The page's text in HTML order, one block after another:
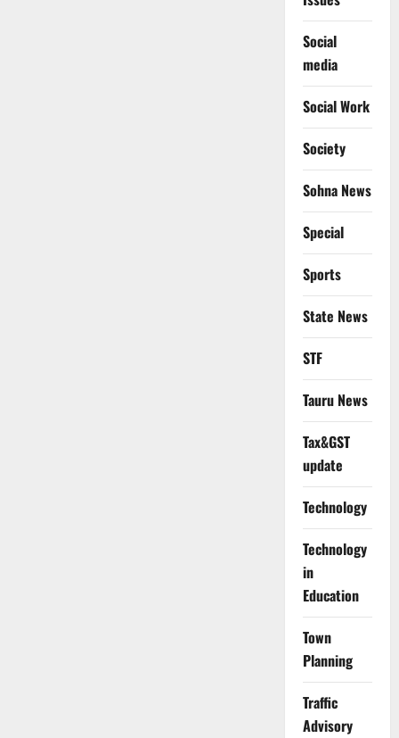
Social
media
Social Work
Society
Sohna News
Special
Sports
State News
STF
Tauru News
Tax&GST
update
Technology
Technology
in
Education
Town
Planning
Traffic
Advisory